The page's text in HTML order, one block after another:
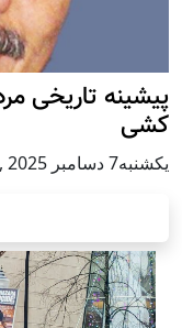
پيشينه تاريخی
کشی
يكشنبه7 دسامبر 2025 ,